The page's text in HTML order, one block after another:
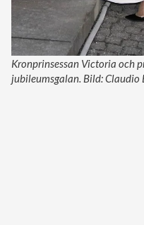
Kronprinsessan Victoria och
jubileumsgalan. Bild: Claudio